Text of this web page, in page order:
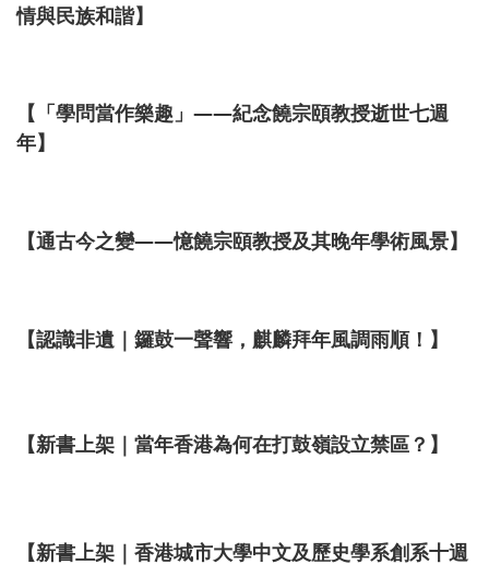
情與民族和諧】
【「學問當作樂趣」——紀念饒宗頤教授逝世七週
年】
【通古今之變——憶饒宗頤教授及其晚年學術風景】
【認識非遺｜鑼鼓一聲響，麒麟拜年風調雨順！】
【新書上架｜當年香港為何在打鼓嶺設立禁區？】
【新書上架｜香港城市大學中文及歷史學系創系十週